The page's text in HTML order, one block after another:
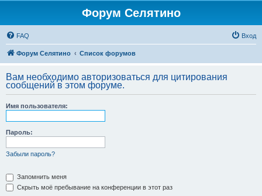
Форум Селятино
FAQ Вход
Форум Селятино Список форумов
Вам необходимо авторизоваться для цитирования
сообщений в этом форуме.
Имя пользователя:
Пароль:
Забыли пароль?
Запомнить меня
Скрыть моё пребывание на конференции в этот раз